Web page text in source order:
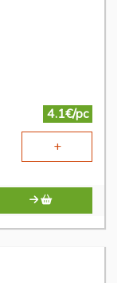
4.1€/pc
+